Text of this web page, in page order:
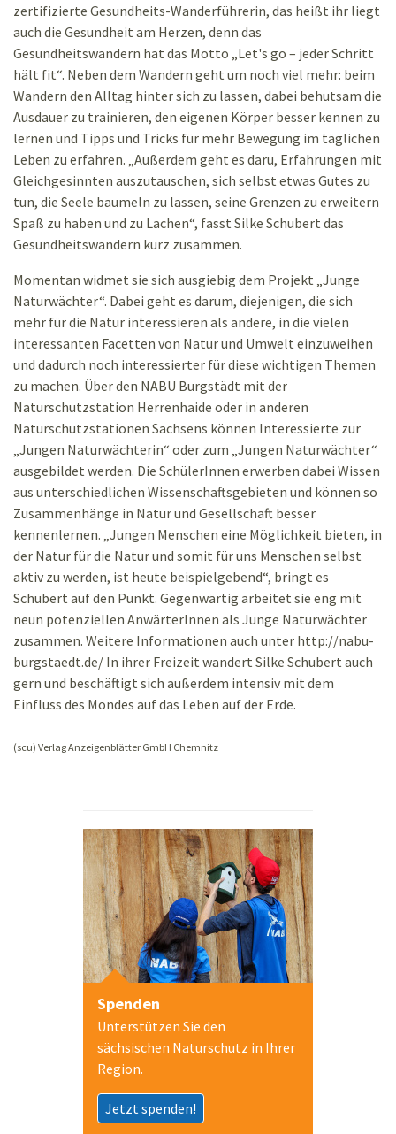
zertifizierte Gesundheits-Wanderführerin, das heißt ihr liegt
auch die Gesundheit am Herzen, denn das
Gesundheitswandern hat das Motto „Let's go – jeder Schritt
hält fit“. Neben dem Wandern geht um noch viel mehr: beim
Wandern den Alltag hinter sich zu lassen, dabei behutsam die
Ausdauer zu trainieren, den eigenen Körper besser kennen zu
lernen und Tipps und Tricks für mehr Bewegung im täglichen
Leben zu erfahren. „Außerdem geht es daru, Erfahrungen mit
Gleichgesinnten auszutauschen, sich selbst etwas Gutes zu
tun, die Seele baumeln zu lassen, seine Grenzen zu erweitern
Spaß zu haben und zu Lachen“, fasst Silke Schubert das
Gesundheitswandern kurz zusammen.
Momentan widmet sie sich ausgiebig dem Projekt „Junge
Naturwächter“. Dabei geht es darum, diejenigen, die sich
mehr für die Natur interessieren als andere, in die vielen
interessanten Facetten von Natur und Umwelt einzuweihen
und dadurch noch interessierter für diese wichtigen Themen
zu machen. Über den NABU Burgstädt mit der
Naturschutzstation Herrenhaide oder in anderen
Naturschutzstationen Sachsens können Interessierte zur
„Jungen Naturwächterin“ oder zum „Jungen Naturwächter“
ausgebildet werden. Die SchülerInnen erwerben dabei Wissen
aus unterschiedlichen Wissenschaftsgebieten und können so
Zusammenhänge in Natur und Gesellschaft besser
kennenlernen. „Jungen Menschen eine Möglichkeit bieten, in
der Natur für die Natur und somit für uns Menschen selbst
aktiv zu werden, ist heute beispielgebend“, bringt es
Schubert auf den Punkt. Gegenwärtig arbeitet sie eng mit
neun potenziellen AnwärterInnen als Junge Naturwächter
zusammen. Weitere Informationen auch unter http://nabu-
burgstaedt.de/ In ihrer Freizeit wandert Silke Schubert auch
gern und beschäftigt sich außerdem intensiv mit dem
Einfluss des Mondes auf das Leben auf der Erde.
(scu) Verlag Anzeigenblätter GmbH Chemnitz
Spenden
Unterstützen Sie den
sächsischen Naturschutz in Ihrer
Region.
Jetzt spenden!